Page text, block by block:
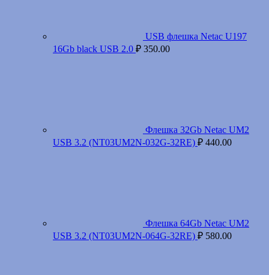
USB флешка Netac U197
16Gb black USB 2.0 ₽ 350.00
Флешка 32Gb Netac UM2
USB 3.2 (NT03UM2N-032G-32RE) ₽ 440.00
Флешка 64Gb Netac UM2
USB 3.2 (NT03UM2N-064G-32RE) ₽ 580.00